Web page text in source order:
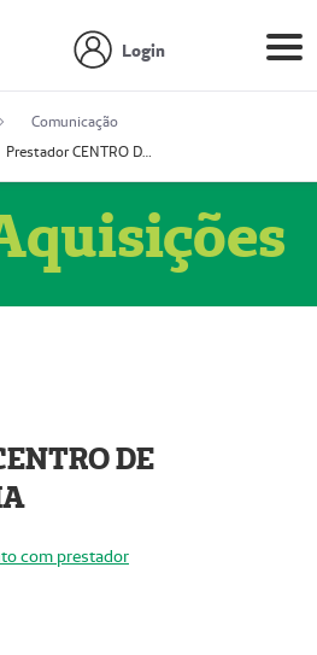
Login
Comunicação
Prestador CENTRO DE ONCOLOGIA
DE
com prestador